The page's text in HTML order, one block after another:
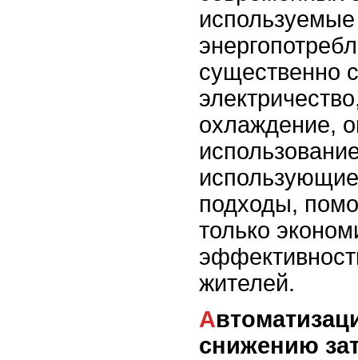
существенно
охлаждение,
подходы,
только
жителей.
Автоматизация как ключ к
снижению